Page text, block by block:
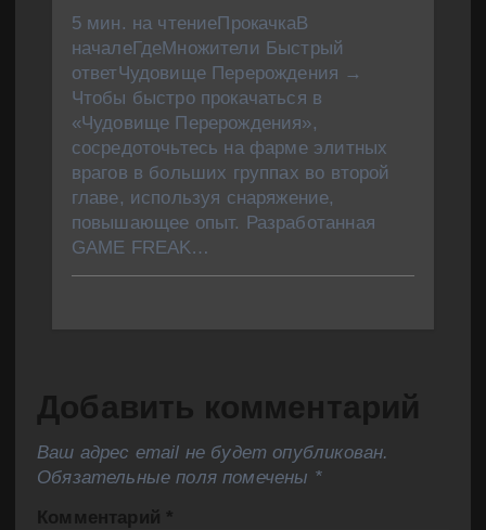
5 мин. на чтениеПрокачкаВ
началеГдеМножители Быстрый
ответЧудовище Перерождения →
Чтобы быстро прокачаться в
«Чудовище Перерождения»,
сосредоточьтесь на фарме элитных
врагов в больших группах во второй
главе, используя снаряжение,
повышающее опыт. Разработанная
GAME FREAK…
Добавить комментарий
Ваш адрес email не будет опубликован.
Обязательные поля помечены *
Комментарий *